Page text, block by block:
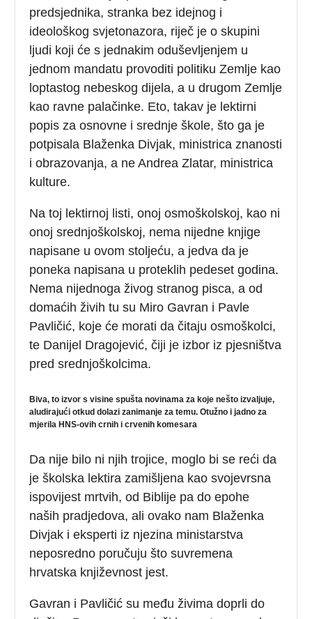
predsjednika, stranka bez idejnog i
ideološkog svjetonazora, riječ je o skupini
ljudi koji će s jednakim oduševljenjem u
jednom mandatu provoditi politiku Zemlje kao
loptastog nebeskog dijela, a u drugom Zemlje
kao ravne palačinke. Eto, takav je lektirni
popis za osnovne i srednje škole, što ga je
potpisala Blaženka Divjak, ministrica znanosti
i obrazovanja, a ne Andrea Zlatar, ministrica
kulture.
Na toj lektirnoj listi, onoj osmoškolskoj, kao ni
onoj srednjoškolskoj, nema nijedne knjige
napisane u ovom stoljeću, a jedva da je
poneka napisana u proteklih pedeset godina.
Nema nijednoga živog stranog pisca, a od
domaćih živih tu su Miro Gavran i Pavle
Pavličić, koje će morati da čitaju osmoškolci,
te Danijel Dragojević, čiji je izbor iz pjesništva
pred srednjoškolcima.
Biva, to izvor s visine spušta novinama za koje nešto izvaljuje,
aludirajući otkud dolazi zanimanje za temu. Otužno i jadno za
mjerila HNS-ovih crnih i crvenih komesara
Da nije bilo ni njih trojice, moglo bi se reći da
je školska lektira zamišljena kao svojevrsna
ispovijest mrtvih, od Biblije pa do epohe
naših pradjedova, ali ovako nam Blaženka
Divjak i eksperti iz njezina ministarstva
neposredno poručuju što suvremena
hrvatska književnost jest.
Gavran i Pavličić su među živima doprli do